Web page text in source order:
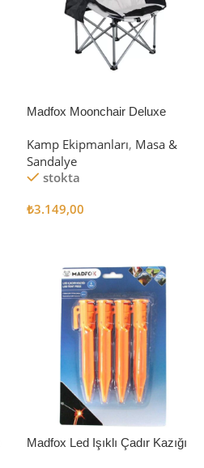
Madfox Moonchair Deluxe
Siyah/Gri
Kamp Ekipmanları, Masa &
Sandalye
stokta
₺3.149,00
Madfox Led Işıklı Çadır Kazığı